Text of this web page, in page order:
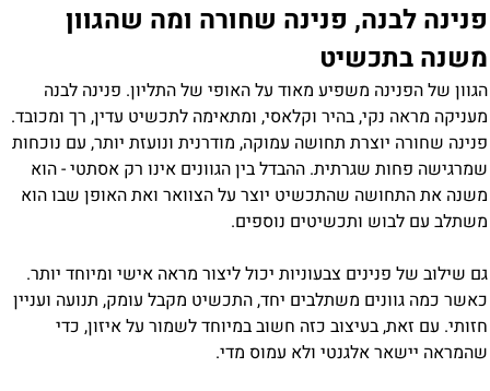
פנינה לבנה, פנינה שחורה ומה שהגוון
משנה בתכשיט
הגוון של הפנינה משפיע מאוד על האופי של התליון. פנינה לבנה
מעניקה מראה נקי, בהיר וקלאסי, ומתאימה לתכשיט עדין, רך ומכובד.
פנינה שחורה יוצרת תחושה עמוקה, מודרנית ונועזת יותר, עם נוכחות
שמרגישה פחות שגרתית. ההבדל בין הגוונים אינו רק אסתטי - הוא
משנה את התחושה שהתכשיט יוצר על הצוואר ואת האופן שבו הוא
משתלב עם לבוש ותכשיטים נוספים.
גם שילוב של פנינים צבעוניות יכול ליצור מראה אישי ומיוחד יותר.
כאשר כמה גוונים משתלבים יחד, התכשיט מקבל עומק, תנועה ועניין
חזותי. עם זאת, בעיצוב כזה חשוב במיוחד לשמור על איזון, כדי
שהמראה יישאר אלגנטי ולא עמוס מדי.